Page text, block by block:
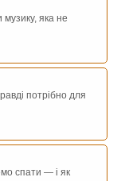
музику, яка не
потрібно для
спати — і як